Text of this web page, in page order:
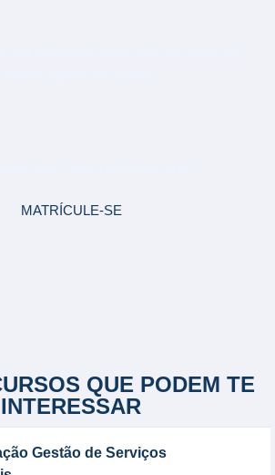
MATRÍCULE-SE
QUE PODEM TE
INTERESSAR
Gestão de Serviços